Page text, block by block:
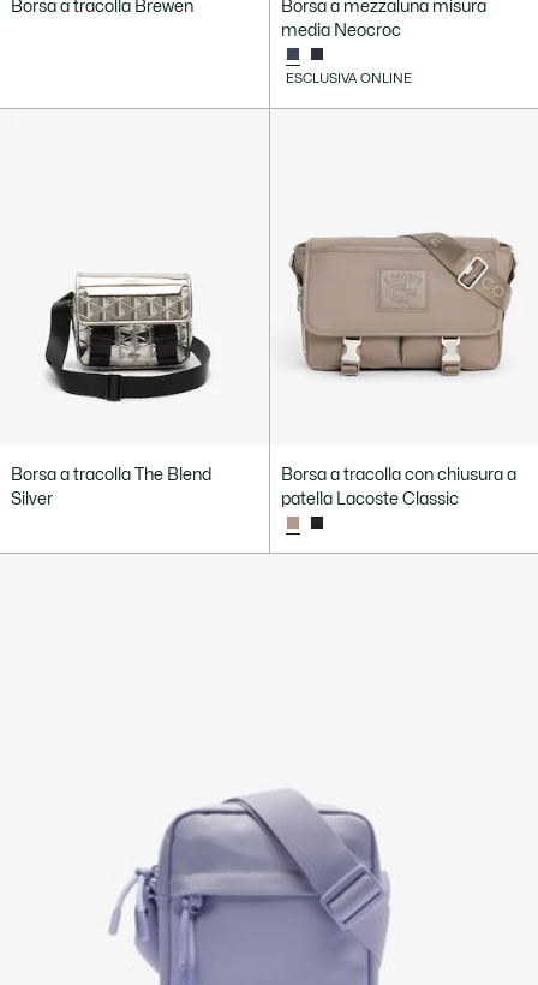
Borsa a tracolla Brewen
Borsa a mezzaluna misura
media Neocroc
ESCLUSIVA ONLINE
Borsa a tracolla The Blend
Silver
Borsa a tracolla con chiusura a
patella Lacoste Classic